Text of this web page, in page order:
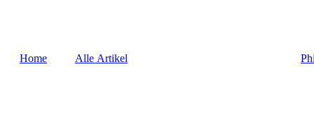
Home Alle Artikel